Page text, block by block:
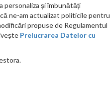
personaliza și îmbunătăți
ne-am actualizat politicile pentru
propuse de Regulamentul
Prelucrarea Datelor cu